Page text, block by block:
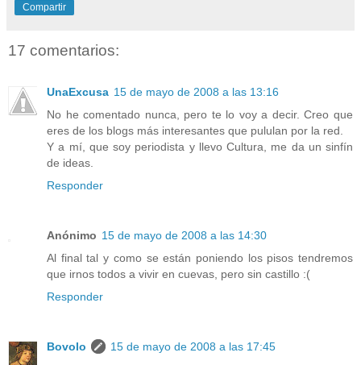
Compartir
17 comentarios:
UnaExcusa 15 de mayo de 2008 a las 13:16
No he comentado nunca, pero te lo voy a decir. Creo que
eres de los blogs más interesantes que pululan por la red.
Y a mí, que soy periodista y llevo Cultura, me da un sinfín
de ideas.
Responder
Anónimo 15 de mayo de 2008 a las 14:30
Al final tal y como se están poniendo los pisos tendremos
que irnos todos a vivir en cuevas, pero sin castillo :(
Responder
Bovolo
15 de mayo de 2008 a las 17:45